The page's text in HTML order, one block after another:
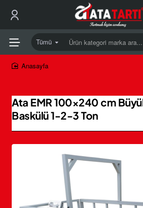
Tümü
Ürün
kategori
marka
Ata EMR 100×240 cm
Baskülü 1-2-3 Ton